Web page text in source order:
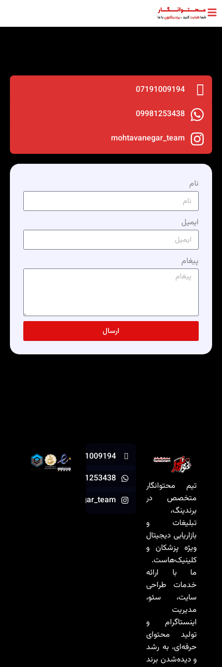
07191009194
09981253438
mohtavanegar_team
نام
ایمیل
پیغام
ارسال
تیم محتوانگار
متخصص در
برندینگ،
تبلیغات و
بازاریابی دیجیتال
ویژه پزشکان و
کلینیک‌هاست.
ما با ارائه
خدمات طراحی
سایت، سئو،
مدیریت
اینستاگرام و
تولید محتوای
حرفه‌ای، به رشد
و دیده‌شدن برند
07191009194
09981253438
mohtavanegar_team